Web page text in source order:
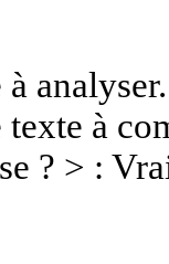
analyser.
à
? > :